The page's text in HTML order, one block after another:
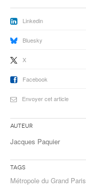
Linkedin
Bluesky
X
Facebook
Envoyer cet article
Auteur
Jacques Paquier
Tags
Métropole du Grand Paris